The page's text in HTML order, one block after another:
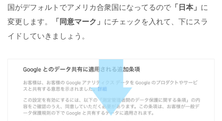
国がデフォルトでアメリカ合衆国になってるので 「日本」 に
変更します。
「同意マーク」 にチェックを入れて、下にスラ
イドしていきましょう。